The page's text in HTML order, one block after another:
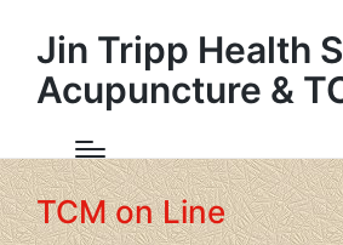
Jin Tripp Health
Acupuncture &
TCM on Line